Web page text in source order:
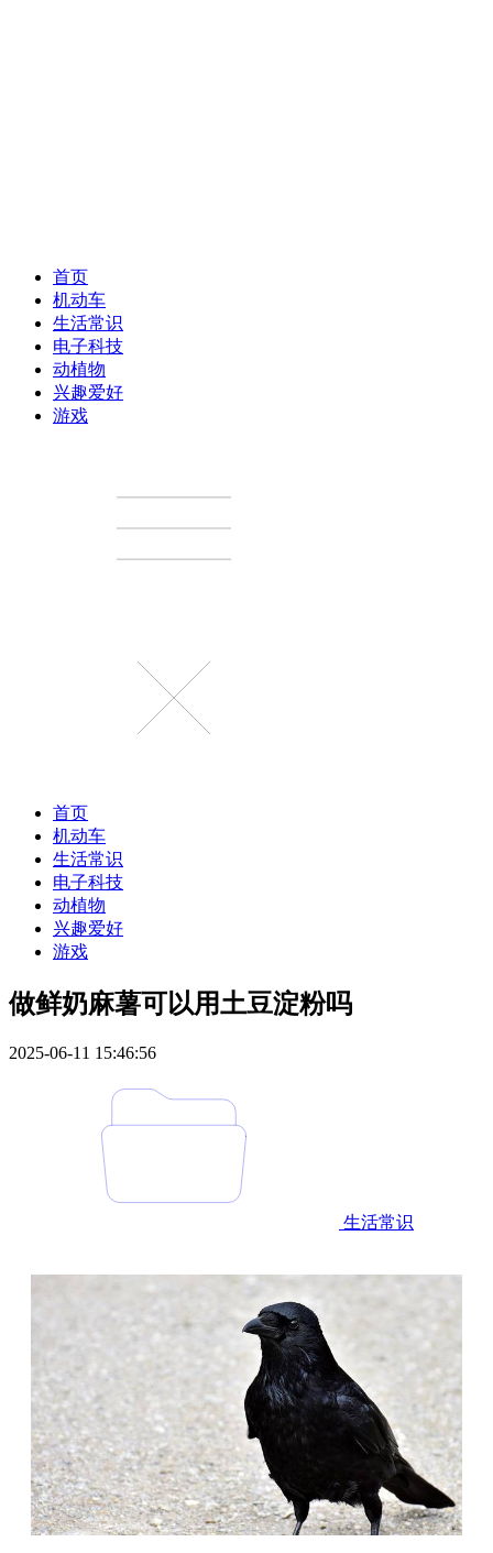
首页
机动车
生活常识
电子科技
动植物
兴趣爱好
游戏
首页
机动车
生活常识
电子科技
动植物
兴趣爱好
游戏
做鲜奶麻薯可以用土豆淀粉吗
2025-06-11 15:46:56
生活常识